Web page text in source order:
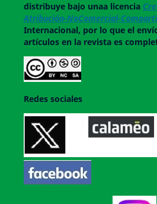
distribuye bajo unaa licencia
Atribución-NoComercial-
Internacional, por lo que el
artículos en la revista es
Redes sociales